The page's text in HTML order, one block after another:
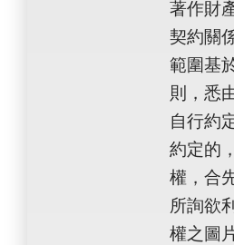
著作財
契約關
範圍基
則，悉
自行約
約定的
權，合
所詢欲
權之圖